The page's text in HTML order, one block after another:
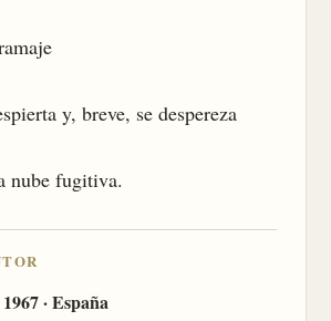
y, breve, se despereza
nube fugitiva.
· España